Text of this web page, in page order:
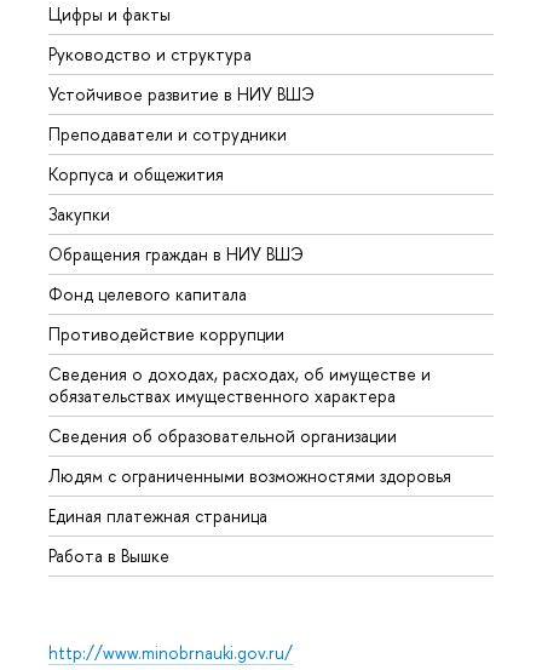
Цифры и факты
Руководство и структура
Устойчивое развитие в НИУ ВШЭ
Преподаватели и сотрудники
Корпуса и общежития
Закупки
Обращения граждан в НИУ ВШЭ
Фонд целевого капитала
Противодействие коррупции
Сведения о доходах, расходах, об имуществе и
обязательствах имущественного характера
Сведения об образовательной организации
Людям с ограниченными возможностями здоровья
Единая платежная страница
Работа в Вышке
http://www.minobrnauki.gov.ru/